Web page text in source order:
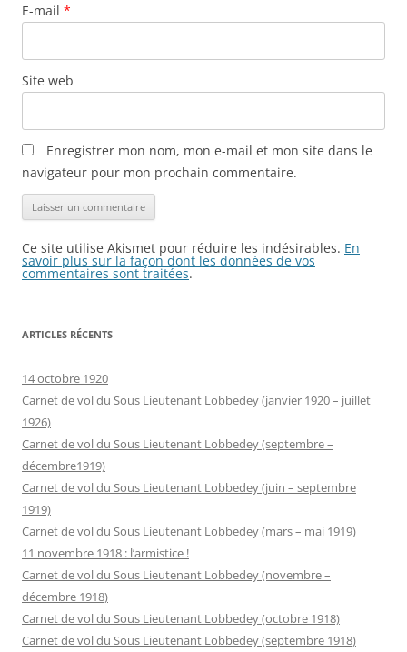
E-mail *
Site web
Enregistrer mon nom, mon e-mail et mon site dans le
navigateur pour mon prochain commentaire.
Ce site utilise Akismet pour réduire les indésirables. En
savoir plus sur la façon dont les données de vos
commentaires sont traitées.
ARTICLES RÉCENTS
14 octobre 1920
Carnet de vol du Sous Lieutenant Lobbedey (janvier 1920 – juillet
1926)
Carnet de vol du Sous Lieutenant Lobbedey (septembre –
décembre1919)
Carnet de vol du Sous Lieutenant Lobbedey (juin – septembre
1919)
Carnet de vol du Sous Lieutenant Lobbedey (mars – mai 1919)
11 novembre 1918 : l’armistice !
Carnet de vol du Sous Lieutenant Lobbedey (novembre –
décembre 1918)
Carnet de vol du Sous Lieutenant Lobbedey (octobre 1918)
Carnet de vol du Sous Lieutenant Lobbedey (septembre 1918)